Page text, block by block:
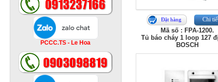
PCCC.TS - Le Hoa
Đặt hàng Chi
Mã số : FPA-1200.
Tủ báo cháy 1 loop 127
BOSCH